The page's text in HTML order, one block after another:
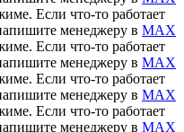
Если что-то работает
менеджеру в MAX
Если что-то работает
менеджеру в MAX
Если что-то работает
менеджеру в MAX
Если что-то работает
менеджеру в MAX